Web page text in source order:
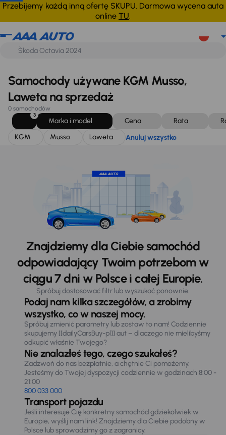
Przebijemy każdą inną ofertę SKUPU. Darmowa wycena auta
online TU.
KGM Musso Laweta Anuluj wszystko
Samochody używane KGM Musso,
Laweta na sprzedaż
0 samochodów
3
Marka i model Cena Rata
KGM
Musso Laweta Anuluj wszystko
Znajdziemy dla Ciebie samochód
odpowiadający Twoim potrzebom w
ciągu 7 dni w Polsce i całej Europie.
Spróbuj dostosować filtr lub wyszukać ponownie.
Podaj nam kilka szczegółów, a zrobimy
wszystko, co w naszej mocy.
Spróbuj zmienić parametry lub zostaw to nam! Codziennie
skupujemy [[dailyCarsBuy-pl]] aut – dlaczego nie mielibyśmy
odkupić właśnie Twojego?
Nie znalazłeś tego, czego szukałeś?
Zadzwoń do nas bezpłatnie, a chętnie Ci pomożemy.
Jesteśmy do Twojej dyspozycji codziennie w godzinach 8:00 -
21:00
800 033 000
Transport pojazdu
Jeśli interesuje Cię konkretny samochód gdziekolwiek w
Europie, wyślij nam link! Znajdziemy dla Ciebie podobny w
Polsce lub sprowadzimy go z zagranicy.